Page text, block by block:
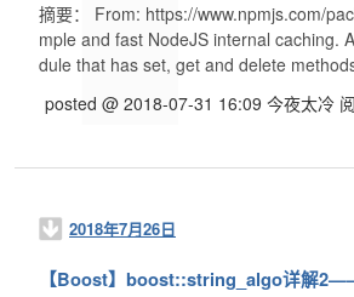
摘要： From: https://www.npmjs.com/
mple and fast NodeJS internal caching.
dule that has set, get and delete
posted @ 2018-07-31 16:09 今夜太冷
2018年7月26日
【Boost】boost::string_algo详解